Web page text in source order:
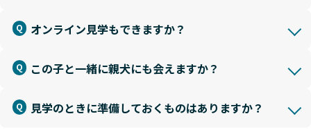
オンライン見学もできますか？
この子と一緒に親犬にも会えますか？
見学のときに準備しておくものはありますか？